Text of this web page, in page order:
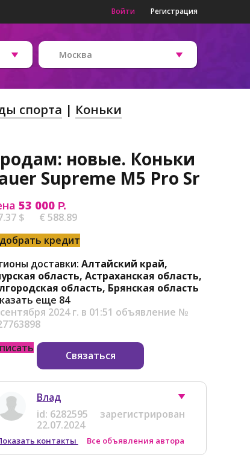
Войти Регистрация
Москва
спорта Коньки
новые. Коньки
Supreme M5 Pro Sr
53 000 Р.
$
€ 588.89
кредит
доставки: Алтайский край,
область, Астраханская область,
область, Брянская область
еще 84
2024 г. в 01:51 объявление №
Связаться
Влад
id: 6282595
зарегистрирован
22.07.2024
контакты Все объявления автора